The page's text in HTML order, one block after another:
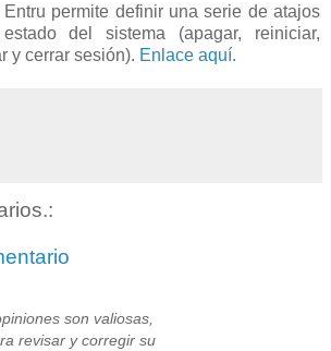
permite definir una serie de atajos
del sistema (apagar, reiniciar,
y cerrar sesión). Enlace aquí.
son valiosas,
revisar y corregir su